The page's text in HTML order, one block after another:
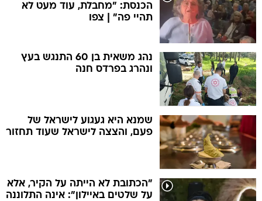
הכנסת: "מחבלת, עוד מעט לא
תהיי פה" | צפו
נהג משאית בן 60 התנגש בעץ
ונהרג בפרדס חנה
שמנא היא געגוע לישראל של
פעם, והצצה לישראל שעוד תחזור
"הכתובת לא הייתה על הקיר, אלא
על שלטים באיילון": אינה התלוננה